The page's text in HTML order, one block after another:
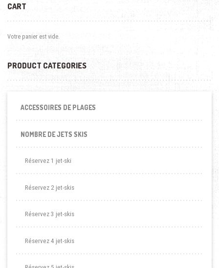
CART
Votre panier est vide.
PRODUCT CATEGORIES
ACCESSOIRES DE PLAGES
NOMBRE DE JETS SKIS
Réservez 1 jet-ski
Réservez 2 jet-skis
Réservez 3 jet-skis
Réservez 4 jet-skis